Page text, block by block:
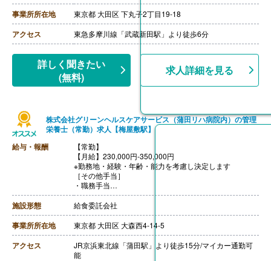
事業所所在地 東京都 大田区 下丸子2丁目19-18
アクセス 東急多摩川線「武蔵新田駅」より徒歩6分
詳しく聞きたい
(無料)
求人詳細を見る
株式会社グリーンヘルスケアサービス（蒲田リハ病院内）の管理
栄養士（常勤）求人【梅屋敷駅】
給与・報酬
【常勤】
【月給】230,000円-350,000円
※勤務地・経験・年齢・能力を考慮し決定します
［その他手当］
・職務手当
・食事手当
・年末年始手当
【賞与】年2回（7月、12月）※会社業績、各個人実績に
応じて決定（前年度実績 2.00ヶ月/年）
【通勤手当】あり（全額支給）
【退職金】なし
施設形態 給食委託会社
事業所所在地 東京都 大田区 大森西4-14-5
アクセス
JR京浜東北線「蒲田駅」より徒歩15分/マイカー通勤可
能